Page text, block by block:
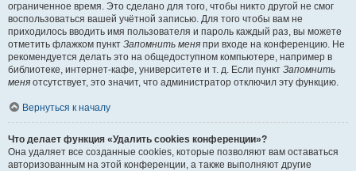
ограниченное время. Это сделано для того, чтобы никто другой не смог
воспользоваться вашей учётной записью. Для того чтобы вам не
приходилось вводить имя пользователя и пароль каждый раз, вы можете
отметить флажком пункт Запомнить меня при входе на конференцию. Не
рекомендуется делать это на общедоступном компьютере, например в
библиотеке, интернет-кафе, университете и т. д. Если пункт Запомнить
меня отсутствует, это значит, что администратор отключил эту функцию.
Вернуться к началу
Что делает функция «Удалить cookies конференции»?
Она удаляет все созданные cookies, которые позволяют вам оставаться
авторизованным на этой конференции, а также выполняют другие